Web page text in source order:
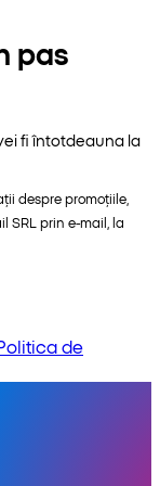
pas
fi întotdeauna la
despre promoțiile,
SRL prin e-mail, la
de